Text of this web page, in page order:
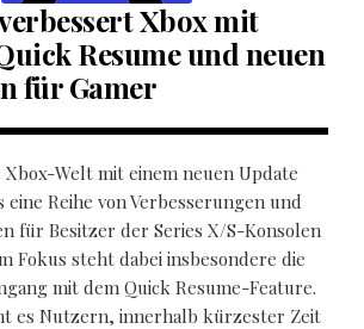
Xbox mit
Resume und neuen
für Gamer
Welt mit einem neuen Update
Reihe von Verbesserungen und
für Besitzer der Series X/S-Konsolen
Fokus steht dabei insbesondere die
mit dem Quick Resume-Feature.
es Nutzern, innerhalb kürzester Zeit